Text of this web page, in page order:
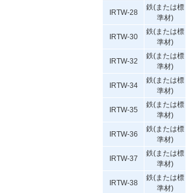
IRTW-28
鉄(または標
準材)
IRTW-30
鉄(または標
準材)
IRTW-32
鉄(または標
準材)
IRTW-34
鉄(または標
準材)
IRTW-35
鉄(または標
準材)
IRTW-36
鉄(または標
準材)
IRTW-37
鉄(または標
準材)
IRTW-38
鉄(または標
準材)